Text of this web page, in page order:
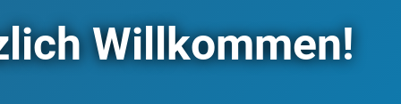
Willkommen!